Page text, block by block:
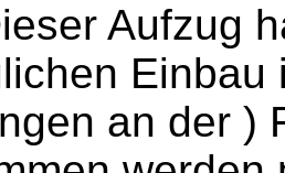
Aufzug
Einbau
an der )